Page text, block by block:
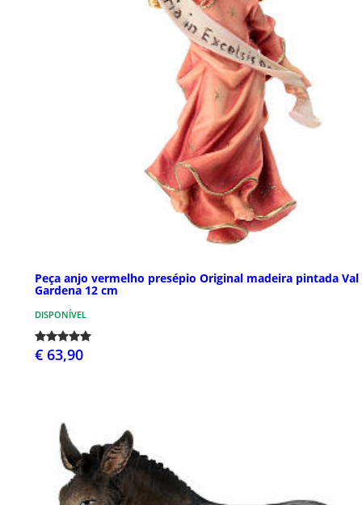
Peça anjo vermelho presépio Original madeira pintada Val
Gardena 12 cm
DISPONÍVEL
€ 63,90